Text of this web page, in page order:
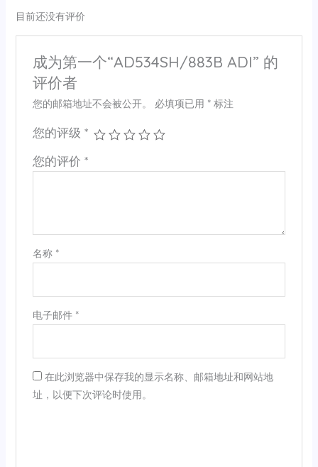
目前还没有评价
成为第一个“AD534SH/883B ADI” 的
评价者
您的邮箱地址不会被公开。 必填项已用 *标注
您的评级 *
您的评价 *
名称 *
电子邮件 *
在此浏览器中保存我的显示名称、邮箱地址和网站地
址，以便下次评论时使用。